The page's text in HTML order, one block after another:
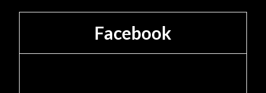
Facebook